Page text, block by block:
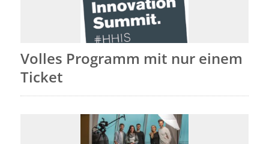
Volles Programm mit nur einem
Ticket